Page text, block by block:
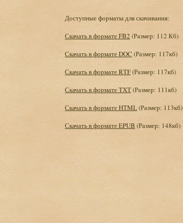
Доступные форматы для скачивания:
Скачать в формате FB2 (Размер: 112 Кб)
Скачать в формате DOC (Размер: 117кб)
Скачать в формате RTF(Размер: 117кб)
Скачать в формате TXT(Размер: 111кб)
Скачать в формате HTML(Размер: 113кб)
Скачать в формате EPUB (Размер: 148кб)